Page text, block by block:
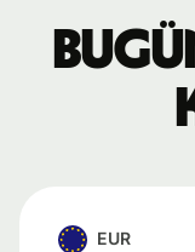
EUR